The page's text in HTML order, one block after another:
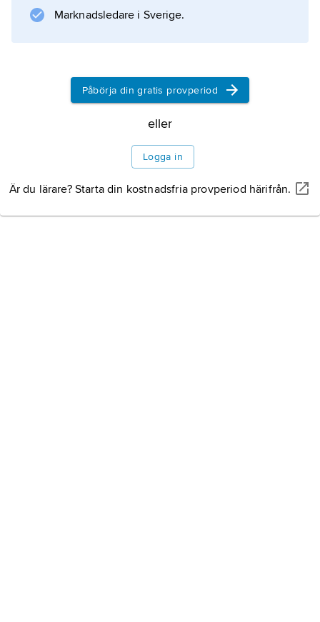
Marknadsledare i Sverige.
Påbörja din gratis provperiod
eller
Logga in
Är du lärare? Starta din kostnadsfria provperiod härifrån.